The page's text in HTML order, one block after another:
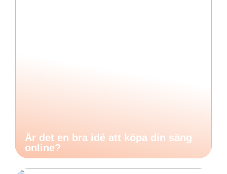
Är det en bra idé att köpa din säng
online?